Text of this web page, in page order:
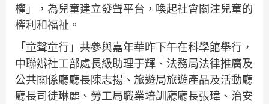
權」，為兒童建立發聲平台，喚起社會關注兒童的
權利和福祉。
「童聲童行」共參與嘉年華昨下午在科學館舉行，
中聯辦社工部處長級助理于輝、法務局法律推廣及
公共關係廳廳長陳志揚、旅遊局旅遊產品及活動廳
廳長司徒琳麗、勞工局職業培訓廳廳長張瑋、治安